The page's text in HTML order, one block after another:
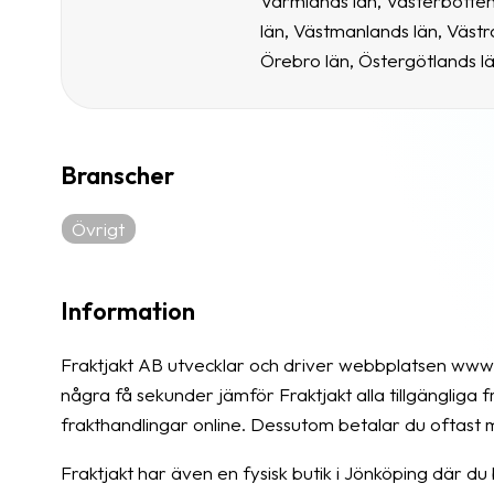
län, Västmanlands län,
Örebro län, Östergötlands
Branscher
Övrigt
Information
Fraktjakt AB utvecklar och driver webbplatsen
några få sekunder jämför Fraktjakt alla tillgängliga
frakthandlingar online. Dessutom betalar du oftast
Fraktjakt har även en fysisk butik i Jönköping där